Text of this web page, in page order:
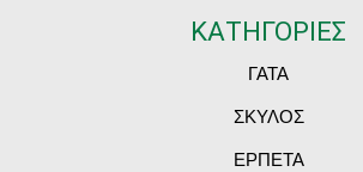
ΚΑΤΗΓΟΡΙΕΣ
ΓΑΤΑ
ΣΚΥΛΟΣ
ΕΡΠΕΤΑ